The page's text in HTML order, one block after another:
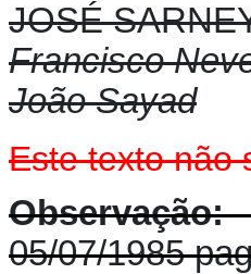
JOSÉ
Francisco
João Sayad
Este texto não
05/07/1985